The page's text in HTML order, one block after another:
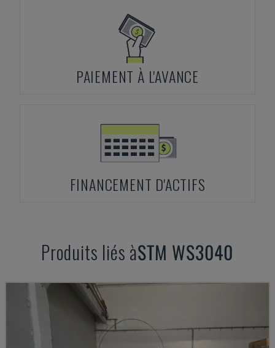
PAIEMENT À L'AVANCE
FINANCEMENT D'ACTIFS
Produits liés àSTM WS3040